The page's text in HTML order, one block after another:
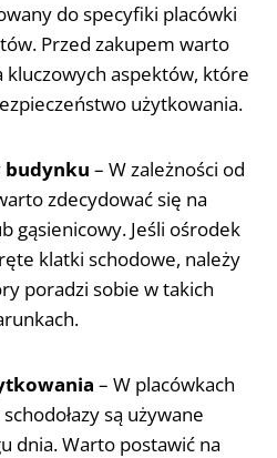
do specyfiki placówki
Przed zakupem warto
kluczowych aspektów, które
użytkowania.
budynku – W zależności od
zdecydować się na
gąsienicowy. Jeśli ośrodek
klatki schodowe, należy
poradzi sobie w takich
– W placówkach
są używane
dnia. Warto postawić na